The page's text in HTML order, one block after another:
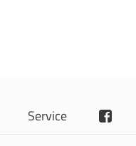
Service